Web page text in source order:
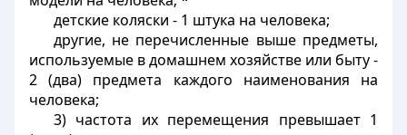
детские коляски - 1 штука на человека;
другие, не перечисленные выше предметы,
используемые в домашнем хозяйстве или быту -
2 (два) предмета каждого наименования на
человека;
3) частота их перемещения превышает 1